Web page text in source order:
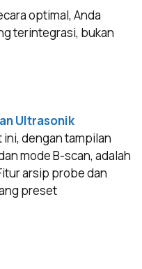
optimal, Anda
terintegrasi, bukan
Ultrasonik
ini, dengan tampilan
mode B-scan, adalah
arsip probe dan
preset